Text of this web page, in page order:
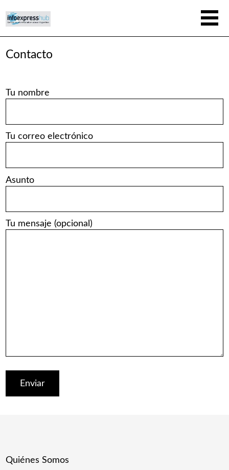
Contacto
Tu nombre
Tu correo electrónico
Asunto
Tu mensaje (opcional)
Quiénes Somos